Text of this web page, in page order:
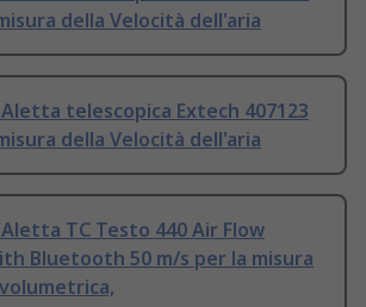
della Velocità dell'aria
telescopica Extech 407123
della Velocità dell'aria
TC Testo 440 Air Flow
Bluetooth 50 m/s per la misura